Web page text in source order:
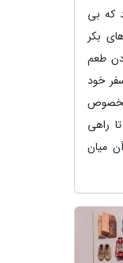
که بی
بکر
طعم
خود
مخصوص
راهی
میان